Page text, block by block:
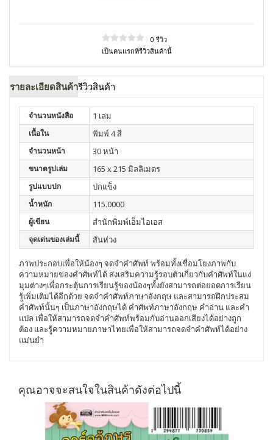
0 รีวิว
เป็นคนแรกที่รีวิวสินค้านี้
รายละเอียดสินค้ารีวิวสินค้า
จำนวนหนังสือ 1 เล่ม
เนื้อใน พิมพ์ 4 สี
จำนวนหน้า 30 หน้า
ขนาดรูปเล่ม 165 x 215 มิลลิเมตร
รูปแบบปก ปกแข็ง
น้ำหนัก 115.0000
ผู้เขียน สำนักพิมพ์เอ็มไอเอส
จุดเด่นของเล่มนี้ สันห่วง
ภาพประกอบเพื่อให้น้องๆ จดจำคำศัพท์ พร้อมทั้งเชื่อมโยงภาพกับ
ความหมายของคำศัพท์ได้ ส่งเสริมความรู้รอบตัวเกี่ยวกับคำศัพท์ในแง่
มุมต่างๆเพื่อกระตุ้นการเรียนรู้ของน้องๆทั้งยังสามารถต่อยอดการเรียน
รู้เพิ่มเติมได้อีกด้วย จดจำคำศัพท์ภาษาอังกฤษ และสามารถฝึกประสม
คำศัพท์นั้นๆ เป็นภาษาอังกฤษได้ คำศัพท์ภาษาอังกฤษ คำอ่าน และคำ
แปล เพื่อให้สามารถจดจำคำศัพท์พร้อมกับอ่านออกเสียงได้อย่างถูก
ต้อง และรู้ความหมายภาษาไทยเพื่อให้สามารถจดจำคำศัพท์ได้อย่าง
แม่นยำ
คุณอาจจะสนใจในสินค้าดังต่อไปนี้